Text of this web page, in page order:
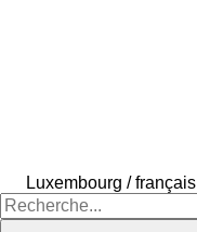
Luxembourg / français